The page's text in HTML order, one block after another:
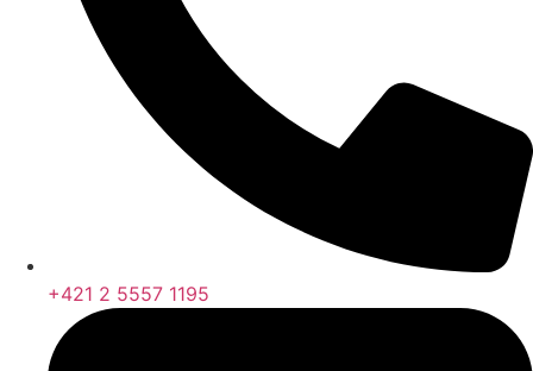
+421 2 5557 1195